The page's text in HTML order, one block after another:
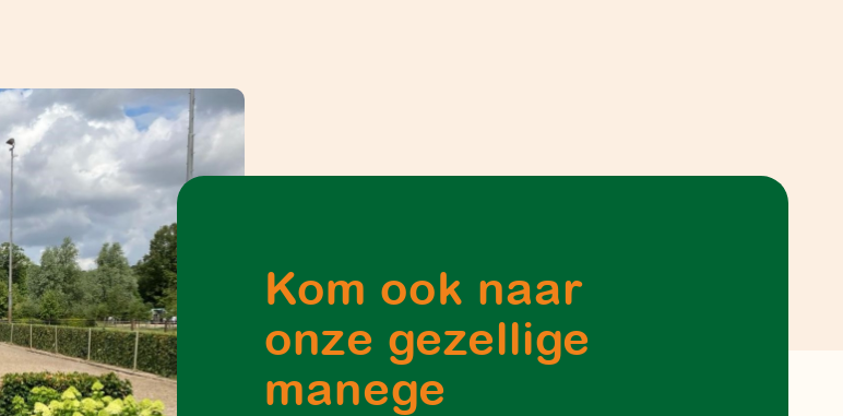
Kom ook naar
onze gezellige
manege